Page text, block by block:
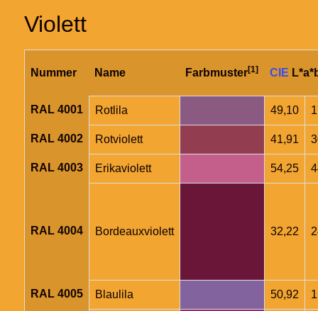
Violett
Nummer Name Farbmuster[1] CIE
RAL 4001 Rotlila 49,10
RAL 4002 Rotviolett 41,91
RAL 4003 Erikaviolett 54,25
RAL 4004 Bordeauxviolett 32,22
RAL 4005 Blaulila 50,92